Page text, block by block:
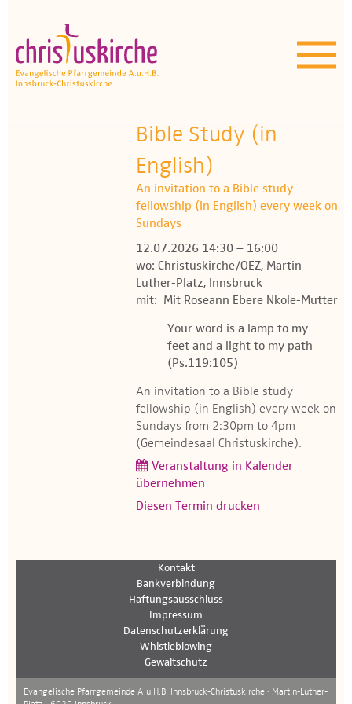
Aktuelles | Über uns
Unser Angebot
Termine
OEZ
Wissenswertes
Medien
Kontakt
Bible Study (in
English)
An invitation to a Bible study
fellowship (in English) every week on
Sundays
12.07.2026 14:30 – 16:00
wo: Christuskirche/OEZ, Martin-
Luther-Platz, Innsbruck
mit: Mit Roseann Ebere Nkole-Mutter
Your word is a lamp to my
feet and a light to my path
(Ps.119:105)
An invitation to a Bible study
fellowship (in English) every week on
Sundays from 2:30pm to 4pm
(Gemeindesaal Christuskirche).
Veranstaltung in Kalender
übernehmen
Diesen Termin drucken
Kontakt
Bankverbindung
Haftungsausschluss
Impressum
Datenschutzerklärung
Whistleblowing
Gewaltschutz
Evangelische Pfarrgemeinde A.u.H.B. Innsbruck-Christuskirche · Martin-Luther-